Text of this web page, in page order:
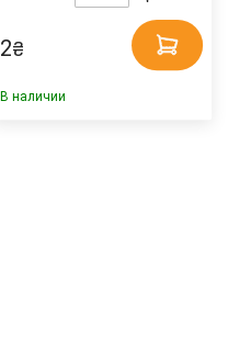
2₴
В наличии